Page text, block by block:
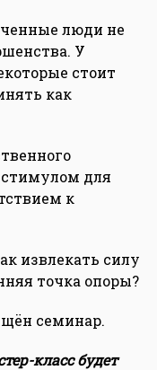
люди не
У
стоит
как
для
к
извлекать силу
точка опоры?
семинар.
класс будет